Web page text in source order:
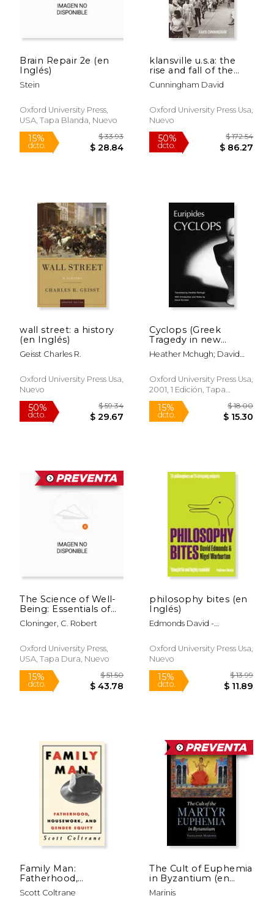
15%
dcto.
6%
dcto.
Brain Repair 2e (en
Inglés)
Stein
Oxford University Press,
USA, Tapa Blanda, Nuevo
dcto. $ 28.84
klansville u.s.a: the
rise and fall of the
civil rights-era ku klux
klan (en Inglés)
Cunningham David
Oxford University Press Usa,
Nuevo
dcto. $
wall street: a history
(en Inglés)
Geisst Charles R.
Oxford University Press Usa,
Nuevo
50%
dcto. $ 29.67
Cyclops (Greek
Tragedy in new
Translations) (en
Inglés)
Heather Mchugh; David
Oxford University Press Usa,
2001, 1 Edición, Tapa
Blanda, Nuevo
dcto. $
The Science of Well-
Being: Essentials of
Psychopathology (en
Inglés)
Cloninger, C. Robert
Oxford University Press,
USA, Tapa Dura, Nuevo
philosophy bites (en
Inglés)
Edmonds David -
Oxford University Press Usa,
Nuevo
Family Man:
Fatherhood,
Housework, and
Gender Equity (en
Scott Coltrane
The Cult of Euphemia
in Byzantium (en
Inglés)
Marinis